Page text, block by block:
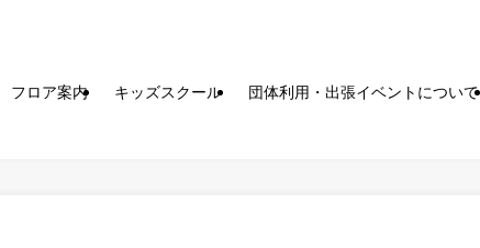
フロア案内 キッズスクール 団体利用・出張イベントについて